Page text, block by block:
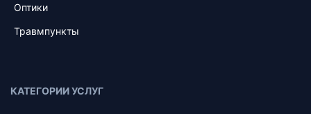
Оптики
Травмпункты
КАТЕГОРИИ УСЛУГ